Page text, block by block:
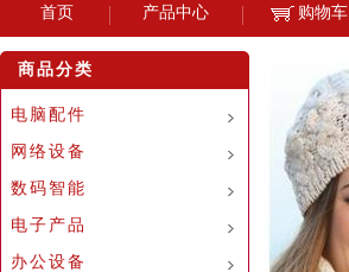
首页 产品中心 购物车
商品分类
电脑配件
网络设备
数码智能
电子产品
办公设备